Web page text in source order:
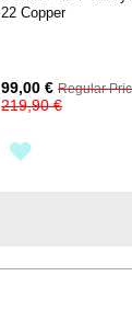
22 Copper
Special
Price
99,00 € Regular
219,90 €